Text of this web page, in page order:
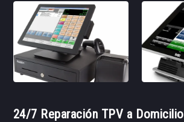
24/7 Reparación TPV a Domicilio